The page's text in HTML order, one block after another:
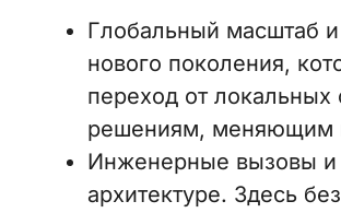
Глобальный масштаб
нового поколения,
переход от
решениям, меняющим
Инженерные вызовы и
архитектуре. Здесь